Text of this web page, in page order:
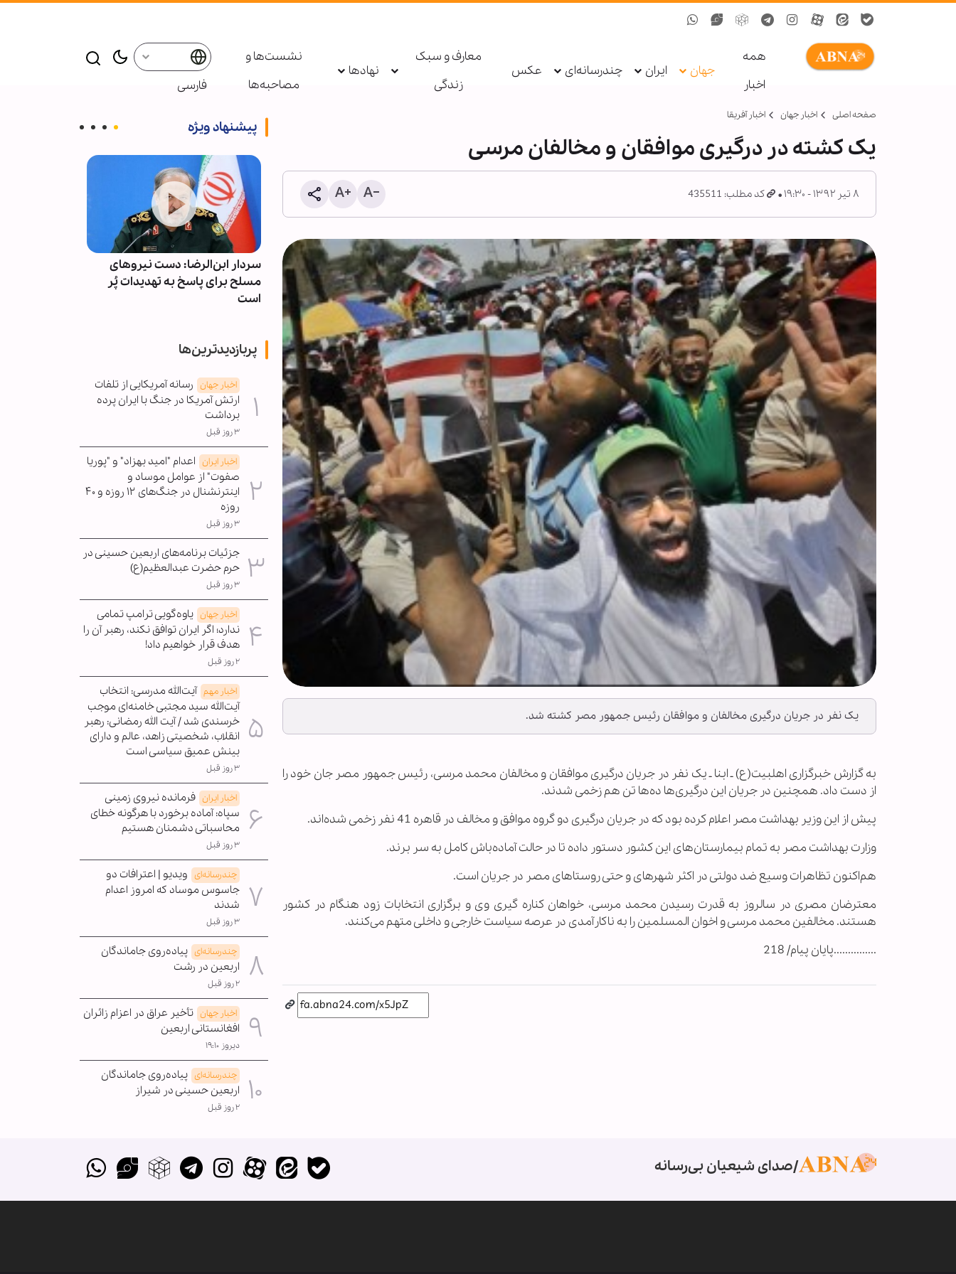
همه
اخبار
جهان ایران چندرسانه‌ای عکس
معارف و سبک
زندگی
نهادها
نشست‌ها و
مصاحبه‌ها
فارسی
صفحه اصلی اخبار جهان اخبار آفریقا
یک کشته در درگیری موافقان و مخالفان مرسی
۸ تیر ۱۳۹۲ - ۱۹:۳۰ کد مطلب: 435511
یک نفر در جریان درگیری‌ مخالفان و موافقان رئیس جمهور مصر کشته شد.
به گزارش خبرگزاری اهل‏بیت(ع) ـ ابنا ـ یک نفر در جریان درگیری‌ موافقان و مخالفان محمد مرسی، رئیس جمهور مصر جان خود را
از دست داد. همچنین در جریان این درگیری‌ها ده‌ها تن هم زخمی شدند.
پیش از این وزیر بهداشت مصر اعلام کرده بود که در جریان درگیری دو گروه موافق و مخالف در قاهره 41 نفر زخمی شده‌اند.
وزارت بهداشت مصر به تمام بیمارستان‌های این کشور دستور داده تا در حالت آماده‌باش کامل به سر برند.
هم‌اکنون تظاهرات وسیع ضد دولتی در اکثر شهرهای و حتی روستاهای مصر در جریان است.
معترضان مصری در سالروز به قدرت رسیدن محمد مرسی، خواهان کناره گیری وی و برگزاری انتخابات زود هنگام در کشور
هستند. مخالفین محمد مرسی و اخوان المسلمین را به ناکار‌آمدی در عرصه سیاست خارجی و داخلی متهم می‌کنند.
...............پایان پیام/ 218
پیشنهاد ویژه
گزارش تصویری | برگزاری راهپیمایی
اربعین حسینی در گوتنبرگ سوئد
سردار ابن‌الرضا: دست نیروهای
مسلح برای پاسخ به تهدیدات پُر
است
پربازدیدترین‌ها
اخبار جهان رسانه آمریکایی از تلفات
ارتش آمریکا در جنگ با ایران پرده
برداشت
۳ روز قبل
اخبار ایران اعدام "امید بهزاد" و "پوریا
صفوت" از عوامل موساد و
اینترنشنال در جنگ‌های ۱۲ روزه و ۴۰
روزه
۳ روز قبل
جزئیات برنامه‌های اربعین حسینی در
حرم حضرت عبدالعظیم(ع)
۳ روز قبل
اخبار جهان یاوه‌گویی ترامپ تمامی
ندارد؛ اگر ایران توافق نکند، رهبر آن را
هدف قرار خواهیم داد!
۲ روز قبل
اخبار مهم آیت‌الله مدرسی: انتخاب
آیت‌الله سید مجتبی خامنه‌ای موجب
خرسندی شد / آیت الله رمضانی: رهبر
انقلاب، شخصیتی زاهد، عالم و دارای
بینش عمیق سیاسی است
۳ روز قبل
اخبار ایران فرمانده نیروی زمینی
سپاه: آماده برخورد با هرگونه خطای
محاسباتی دشمنان هستیم
۳ روز قبل
چندرسانه‌ای ویدیو | اعترافات دو
جاسوس موساد که امروز اعدام
شدند
۳ روز قبل
چندرسانه‌ای پیاده‌روی جاماندگان
اربعین در رشت
۲ روز قبل
اخبار جهان تأخیر عراق در اعزام زائران
افغانستانی اربعین
دیروز ۱۹:۱۰
چندرسانه‌ای پیاده‌روی جاماندگان
اربعین حسینی در شیراز
۲ روز قبل
صدای شیعیان بی‌رسانه